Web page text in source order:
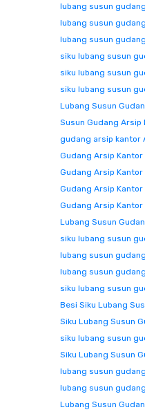
lubang susun
lubang susun
lubang susun
siku lubang susun
siku lubang susun
siku lubang susun
Lubang Susun
Susun Gudang Arsip
gudang arsip kantor
Gudang Arsip
Gudang Arsip Kantor
Gudang Arsip Kantor
Gudang Arsip Kantor
Lubang Susun
siku lubang susun
lubang susun
lubang susun
siku lubang susun
Besi Siku Lubang
Siku Lubang Susun
siku lubang susun
Siku Lubang Susun
lubang susun
lubang susun
Lubang Susun